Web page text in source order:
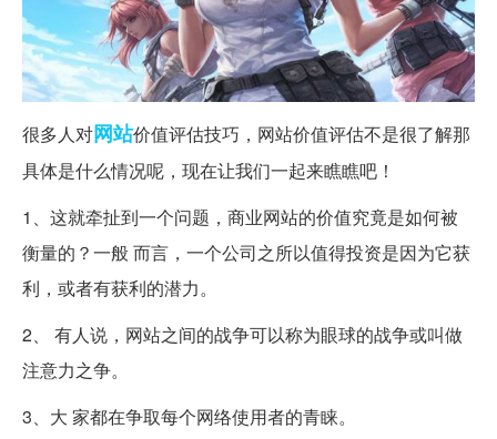
很多人对网站价值评估技巧，网站价值评估不是很了解那
具体是什么情况呢，现在让我们一起来瞧瞧吧！
1、这就牵扯到一个问题，商业网站的价值究竟是如何被
衡量的？一般 而言，一个公司之所以值得投资是因为它获
利，或者有获利的潜力。
2、 有人说，网站之间的战争可以称为眼球的战争或叫做
注意力之争。
3、大 家都在争取每个网络使用者的青睐。